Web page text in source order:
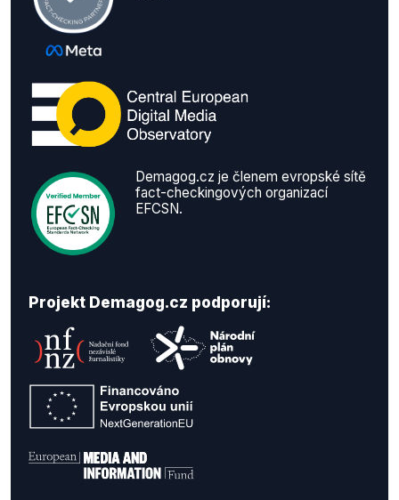
Demagog.cz je členem evropské sítě
fact-checkingových organizací
EFCSN.
Projekt Demagog.cz podporují: